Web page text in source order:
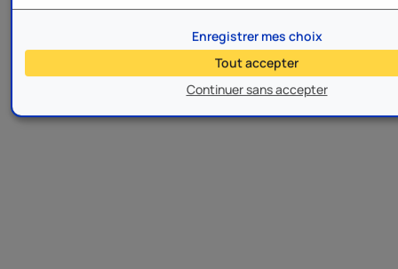
Continuer sans accepter
Enregistrer mes choix
Tout accepter